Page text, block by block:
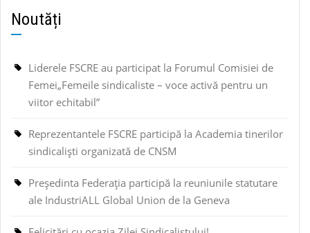
Noutăți
Liderele FSCRE au participat la Forumul Comisiei de
Femei„Femeile sindicaliste – voce activă pentru un
viitor echitabil”
Reprezentantele FSCRE participă la Academia tinerilor
sindicaliști organizată de CNSM
Președinta Federația participă la reuniunile statutare
ale IndustriALL Global Union de la Geneva